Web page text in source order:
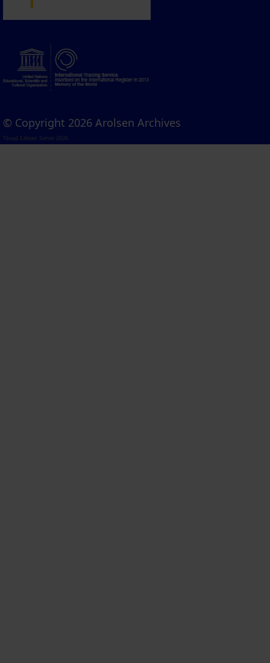
© Copyright 2026 Arolsen Archives
Visual Library Server 2026